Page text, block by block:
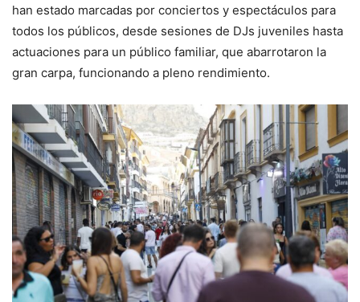
han estado marcadas por conciertos y espectáculos para
todos los públicos, desde sesiones de DJs juveniles hasta
actuaciones para un público familiar, que abarrotaron la
gran carpa, funcionando a pleno rendimiento.